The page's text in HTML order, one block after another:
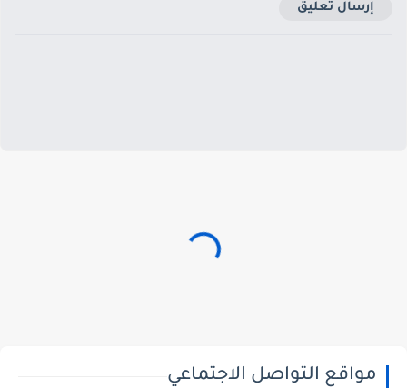
إرسال تعليق
مواقع التواصل الاجتماعي